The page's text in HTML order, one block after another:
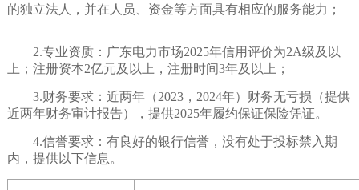
的独立法人，并在人员、资金等方面具有相应的服务能力；
2.专业资质：广东电力市场2025年信用评价为2A级及以
上；注册资本2亿元及以上， 注册时间3年及以上 ；
3.财务要求：近两年（2023，2024年） 财务无亏损（提供
近两年财务审计报告）， 提供2025年履约保证保险凭证。
4.信誉要求：有良好的银行信誉，没有处于投标禁入期
内，提供以下信息。